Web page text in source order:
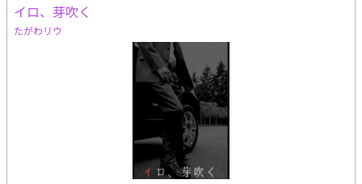
イロ、芽吹く
たがわリウ